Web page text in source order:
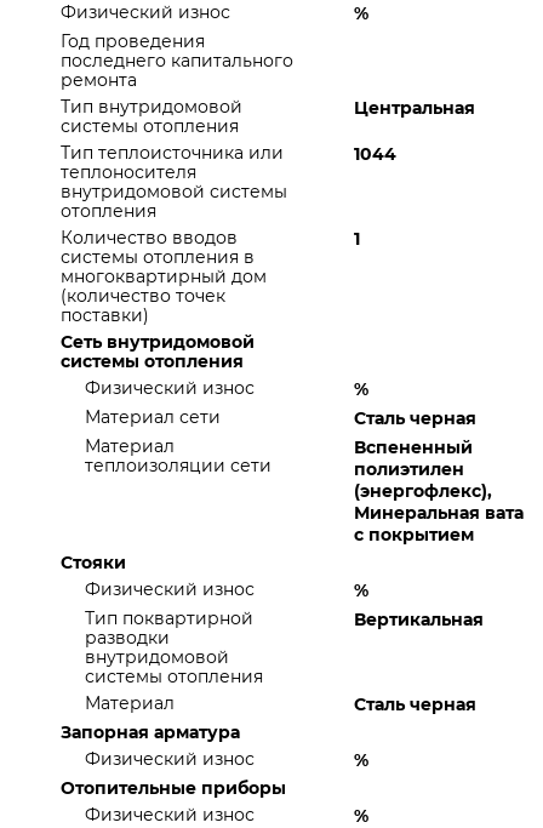
Физический износ
%
Год проведения
последнего капитального
ремонта
Тип внутридомовой
системы отопления
Центральная
Тип теплоисточника или
теплоносителя
внутридомовой системы
отопления
1044
Количество вводов
системы отопления в
многоквартирный дом
(количество точек
поставки)
1
Сеть внутридомовой
системы отопления
Физический износ
%
Материал сети
Сталь черная
Материал
теплоизоляции сети
Вспененный
полиэтилен
(энергофлекс),
Минеральная вата
с покрытием
Стояки
Физический износ
%
Тип поквартирной
разводки
внутридомовой
системы отопления
Вертикальная
Материал
Сталь черная
Запорная арматура
Физический износ
%
Отопительные приборы
Физический износ
%